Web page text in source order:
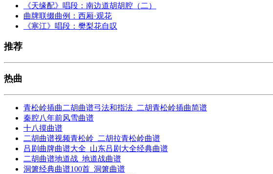
《天缘配》唱段：南边道胡胡腔（二）
曲牌联缀曲例：西厢·观花
《寒江》唱段：樊梨花自叹
推荐
热曲
青松岭插曲二胡曲谱弓法和指法_二胡青松岭插曲简谱
秦腔八年前风雪曲谱
十八摸曲谱
二胡曲谱视频青松岭_二胡拉青松岭曲谱
吕剧曲牌曲谱大全_山东吕剧大全经典曲谱
二胡曲谱地道战_地道战曲谱
洞箫经典曲谱100首_洞箫曲谱